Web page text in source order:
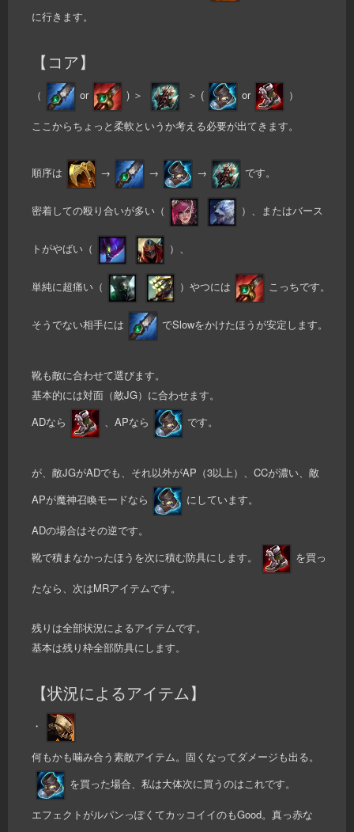
に行きます。
【コア】
（ or ) ＞ ＞ ( or ）
ここからちょっと柔軟というか考える必要が出てきます。
順序は → → → です。
密着しての殴り合いが多い（ ）、またはバース
トがやばい（ ）、
単純に超痛い（ ）やつには こっちです。
そうでない相手には でSlowをかけたほうが安定します。
靴も敵に合わせて選びます。
基本的には対面（敵JG）に合わせます。
ADなら
、APなら です。
が、敵JGがADでも、それ以外がAP（3以上）、CCが濃い、敵
APが魔神召喚モードなら
にしています。
ADの場合はその逆です。
靴で積まなかったほうを次に積む防具にします。
を買っ
たなら、次はMRアイテムです。
残りは全部状況によるアイテムです。
基本は残り枠全部防具にします。
【状況によるアイテム】
・
何もかも噛み合う素敵アイテム。固くなってダメージも出る。
を買った場合、私は大体次に買うのはこれです。
エフェクトがルパンっぽくてカッコイイのもGood。真っ赤な